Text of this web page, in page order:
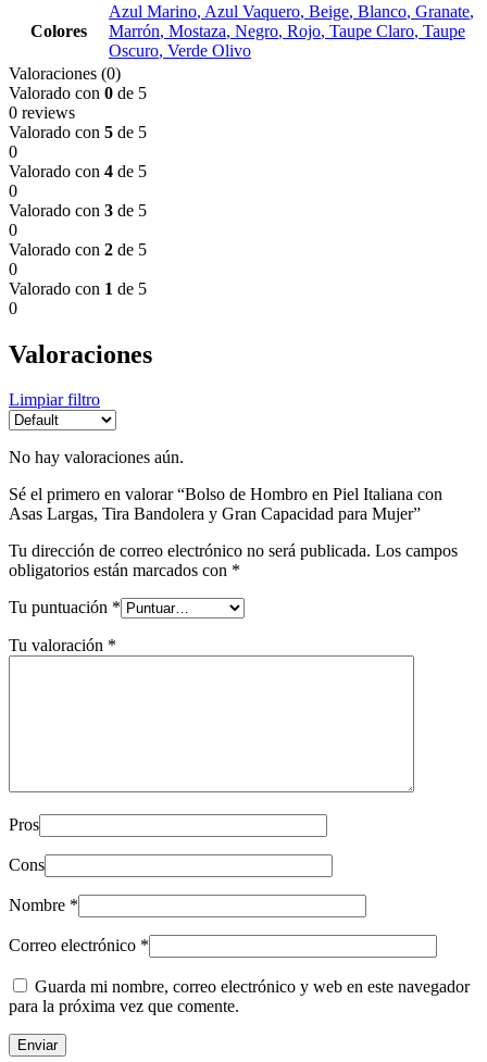
Colores
Azul Marino, Azul Vaquero, Beige, Blanco, Granate,
Marrón, Mostaza, Negro, Rojo, Taupe Claro, Taupe
Oscuro, Verde Olivo
Valoraciones (0)
Valorado con 0 de 5
0 reviews
Valorado con 5 de 5
0
Valorado con 4 de 5
0
Valorado con 3 de 5
0
Valorado con 2 de 5
0
Valorado con 1 de 5
0
Valoraciones
Limpiar filtro
No hay valoraciones aún.
Sé el primero en valorar “Bolso de Hombro en Piel Italiana con
Asas Largas, Tira Bandolera y Gran Capacidad para Mujer”
Tu dirección de correo electrónico no será publicada. Los campos
obligatorios están marcados con *
Tu puntuación *
Tu valoración *
Pros
Cons
Nombre *
Correo electrónico *
Guarda mi nombre, correo electrónico y web en este navegador
para la próxima vez que comente.